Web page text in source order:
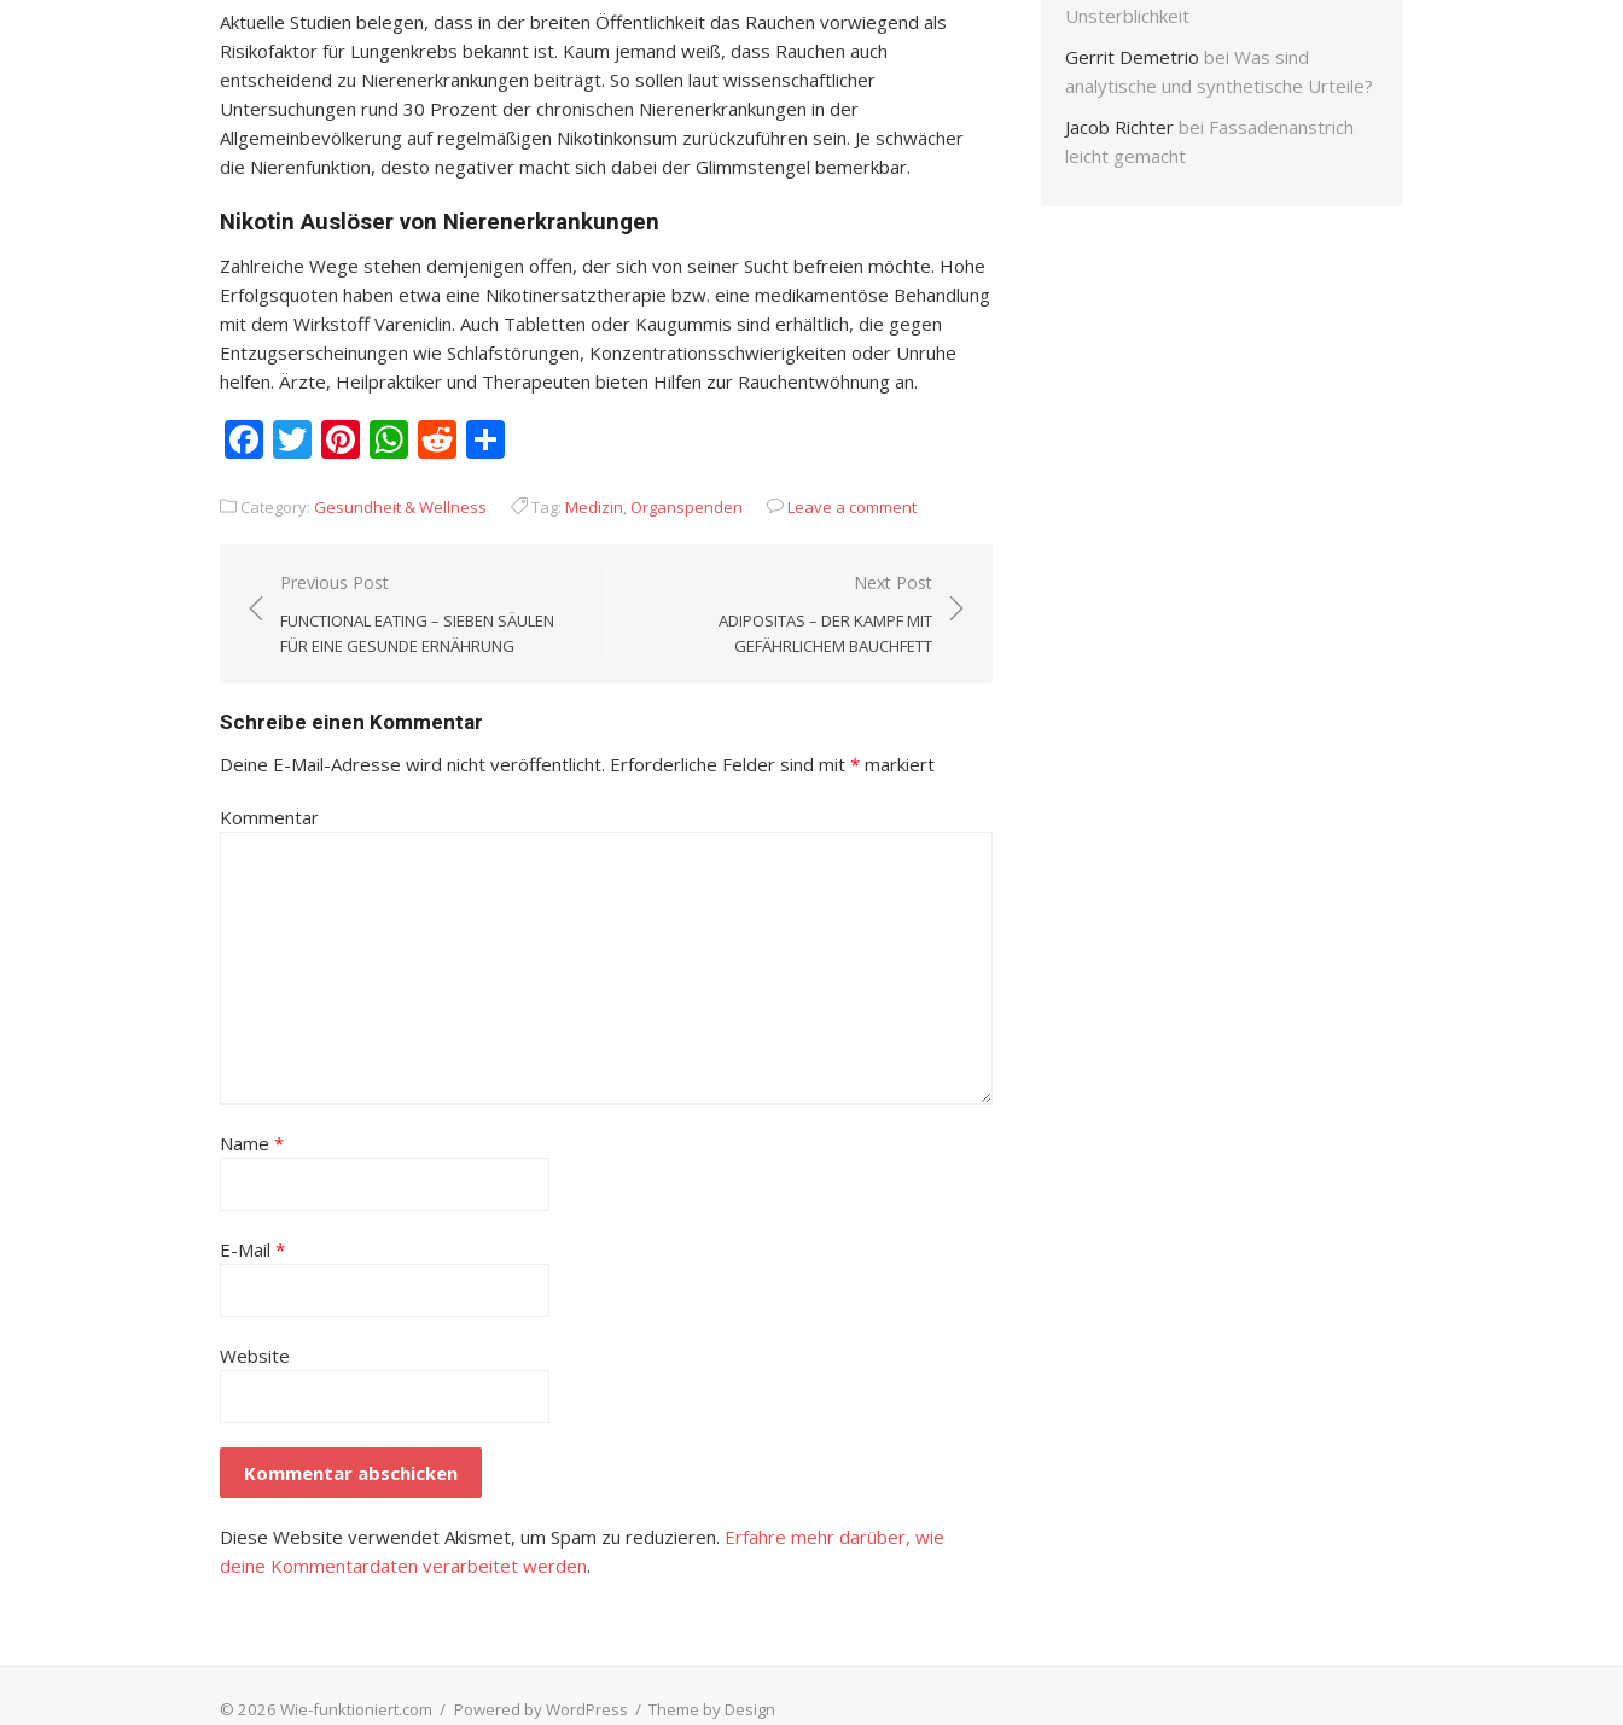
Aktuelle Studien belegen, dass in der breiten Öffentlichkeit das Rauchen vorwiegend als
Risikofaktor für Lungenkrebs bekannt ist. Kaum jemand weiß, dass Rauchen auch
entscheidend zu Nierenerkrankungen beiträgt. So sollen laut wissenschaftlicher
Untersuchungen rund 30 Prozent der chronischen Nierenerkrankungen in der
Allgemeinbevölkerung auf regelmäßigen Nikotinkonsum zurückzuführen sein. Je schwächer
die Nierenfunktion, desto negativer macht sich dabei der Glimmstengel bemerkbar.
Nikotin Auslöser von Nierenerkrankungen
Zahlreiche Wege stehen demjenigen offen, der sich von seiner Sucht befreien möchte. Hohe
Erfolgsquoten haben etwa eine Nikotinersatztherapie bzw. eine medikamentöse Behandlung
mit dem Wirkstoff Vareniclin. Auch Tabletten oder Kaugummis sind erhältlich, die gegen
Entzugserscheinungen wie Schlafstörungen, Konzentrationsschwierigkeiten oder Unruhe
helfen. Ärzte, Heilpraktiker und Therapeuten bieten Hilfen zur Rauchentwöhnung an.
Facebook
Twitter
Pinterest
WhatsApp
Reddit
Category: Gesundheit & Wellness Tag: Medizin, Organspenden Leave a comment
Beitrags-
Navigation
Previous Post
FUNCTIONAL EATING – SIEBEN SÄULEN
FÜR EINE GESUNDE ERNÄHRUNG
Next Post
ADIPOSITAS – DER KAMPF MIT
GEFÄHRLICHEM BAUCHFETT
Schreibe einen Kommentar
Deine E-Mail-Adresse wird nicht veröffentlicht. Erforderliche Felder sind mit * markiert
Kommentar
Name *
E-Mail *
Website
Diese Website verwendet Akismet, um Spam zu reduzieren. Erfahre mehr darüber, wie
deine Kommentardaten verarbeitet werden.
Unsterblichkeit
Gerrit Demetrio bei Was sind
analytische und synthetische Urteile?
Jacob Richter bei Fassadenanstrich
leicht gemacht
© 2026 Wie-funktioniert.com / Powered by WordPress / Theme by Design